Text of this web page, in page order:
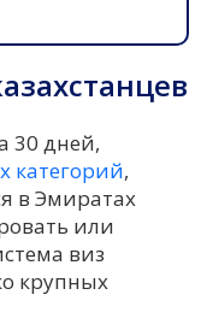
30 дней,
категорий,
в Эмиратах
или
виз
крупных